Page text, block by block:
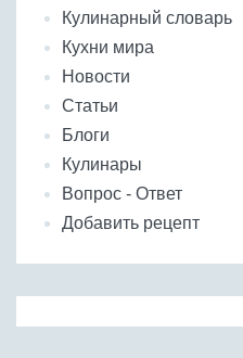
Кулинарный словарь
Кухни мира
Новости
Статьи
Блоги
Кулинары
Вопрос - Ответ
Добавить рецепт